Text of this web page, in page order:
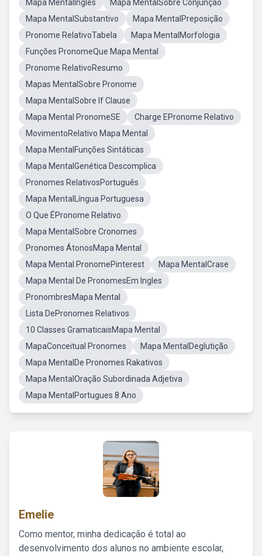
Mapa MentalInglês
Mapa MentalSobre Conjunção
Mapa MentalSubstantivo
Mapa MentalPreposição
Pronome RelativoTabela
Mapa MentalMorfologia
Funções PronomeQue Mapa Mental
Pronome RelativoResumo
Mapas MentalSobre Pronome
Mapa MentalSobre If Clause
Mapa Mental PronomeSE
Charge EPronome Relativo
MovimentoRelativo Mapa Mental
Mapa MentalFunções Sintáticas
Mapa MentalGenética Descomplica
Pronomes RelativosPortuguês
Mapa MentalLíngua Portuguesa
O Que ÉPronome Relativo
Mapa MentalSobre Cronomes
Pronomes ÁtonosMapa Mental
Mapa Mental PronomePinterest
Mapa MentalCrase
Mapa Mental De PronomesEm Ingles
PronombresMapa Mental
Lista DePronomes Relativos
10 Classes GramaticaisMapa Mental
MapaConceitual Pronomes
Mapa MentalDeglutição
Mapa MentalDe Pronomes Rakativos
Mapa MentalOração Subordinada Adjetiva
Mapa MentalPortugues 8 Ano
Emelie
Como mentor, minha dedicação é total ao
desenvolvimento dos alunos no ambiente escolar,